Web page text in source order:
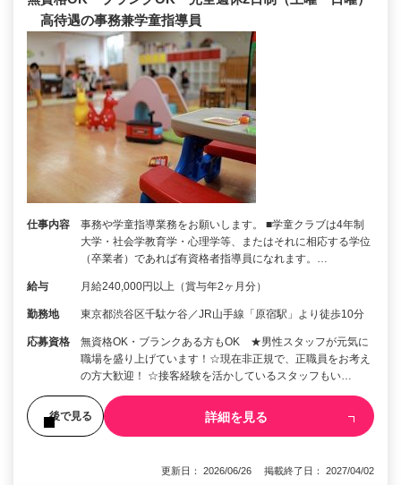
高待遇の事務兼学童指導員
仕事内容
事務や学童指導業務をお願いします。 ■学童クラブは4年制
大学・社会学教育学・心理学等、またはそれに相応する学位
（卒業者）であれば有資格者指導員になれます。…
給与 月給240,000円以上（賞与年2ヶ月分）
勤務地 東京都渋谷区千駄ケ谷／JR山手線「原宿駅」より徒歩10分
応募資格
無資格OK・ブランクある方もOK ★男性スタッフが元気に
職場を盛り上げています！☆現在非正規で、正職員をお考え
の方大歓迎！ ☆接客経験を活かしているスタッフもい…
後で見る 詳細を見る
更新日： 2026/06/26 掲載終了日： 2027/04/02